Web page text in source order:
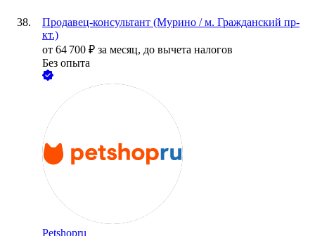
Продавец-консультант (Мурино / м. Гражданский пр-
кт.)
от 64 700 ₽ за месяц, до вычета налогов
Без опыта
Petshopru